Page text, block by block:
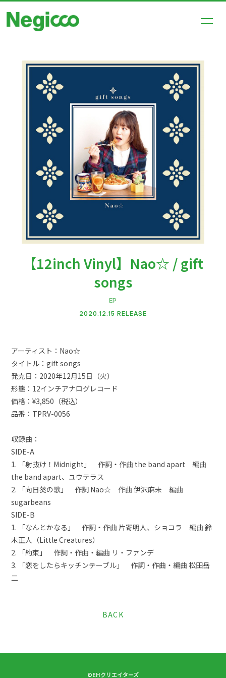
NEWS
SCHEDULE
PROFILE
DISCOGRAPHY
VIDEO
SHOP
ネギネギ動画
ギャラリー
【12inch Vinyl】Nao☆ / gift
songs
EP
2020.12.15 RELEASE
アーティスト：Nao☆
タイトル：gift songs
発売日：2020年12月15日（火）
形態：12インチアナログレコード
価格：¥3,850（税込）
品番：TPRV-0056
収録曲：
SIDE-A
1. 「射抜け！Midnight」 作詞・作曲 the band apart 編曲
the band apart、ユウテラス
2. 「向日葵の歌」 作詞 Nao☆ 作曲 伊沢麻未 編曲
sugarbeans
SIDE-B
1. 「なんとかなる」 作詞・作曲 片寄明人、ショコラ 編曲 鈴
木正人（Little Creatures）
2. 「約束」 作詞・作曲・編曲 リ・ファンデ
3. 「恋をしたらキッチンテーブル」 作詞・作曲・編曲 松田岳
二
BACK
©EHクリエイターズ